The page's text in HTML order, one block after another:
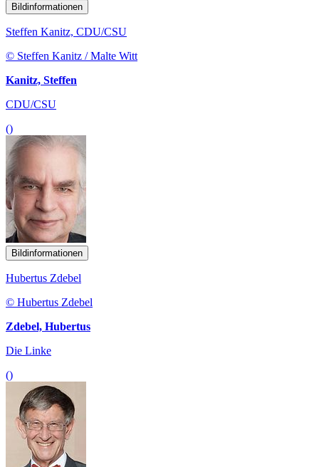
Bildinformationen
Steffen Kanitz, CDU/CSU
© Steffen Kanitz / Malte Witt
Kanitz, Steffen
CDU/CSU
()
Bildinformationen
Hubertus Zdebel
© Hubertus Zdebel
Zdebel, Hubertus
Die Linke
()